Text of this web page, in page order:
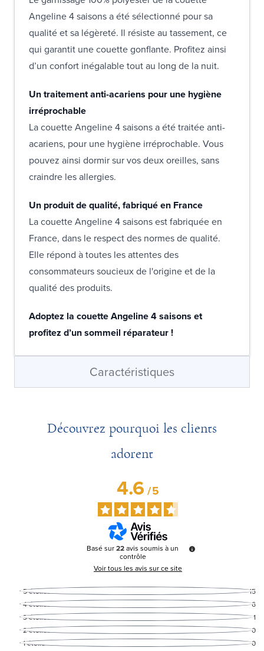
Angeline 4 saisons a été sélectionné pour sa
qualité et sa légèreté. Il résiste au tassement, ce
qui garantit une couette gonflante. Profitez ainsi
d’un confort inégalable tout au long de la nuit.
Un traitement anti-acariens pour une hygiène
irréprochable
La couette Angeline 4 saisons a été traitée anti-
acariens, pour une hygiène irréprochable. Vous
pouvez ainsi dormir sur vos deux oreilles, sans
craindre les allergies.
Un produit de qualité, fabriqué en France
La couette Angeline 4 saisons est fabriquée en
France, dans le respect des normes de qualité.
Elle répond à toutes les attentes des
consommateurs soucieux de l'origine et de la
qualité des produits.
Adoptez la couette Angeline 4 saisons et
profitez d’un sommeil réparateur !
Caractéristiques
Découvrez pourquoi les clients
adorent
4.6/5
Basé sur22avis soumis à un
contrôle
Voir tous les avis sur ce site
5étoiles
15
4étoiles
6
3étoiles
1
2étoiles
0
1étoile 0